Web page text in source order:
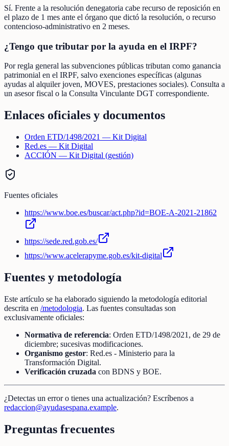
Sí. Frente a la resolución denegatoria cabe recurso de reposición en
el plazo de 1 mes ante el órgano que dictó la resolución, o recurso
contencioso-administrativo en 2 meses.
¿Tengo que tributar por la ayuda en el IRPF?
Por regla general las subvenciones públicas tributan como ganancia
patrimonial en el IRPF, salvo exenciones específicas (algunas
ayudas al alquiler joven, MOVES, prestaciones sociales). Consulta a
un asesor fiscal o la Consulta Vinculante DGT correspondiente.
Enlaces oficiales y documentos
Orden ETD/1498/2021 — Kit Digital
Red.es — Kit Digital
ACCIÓN — Kit Digital (gestión)
Fuentes oficiales
https://www.boe.es/buscar/act.php?id=BOE-A-2021-21862
https://sede.red.gob.es/
https://www.acelerapyme.gob.es/kit-digital
Fuentes y metodología
Este artículo se ha elaborado siguiendo la metodología editorial
descrita en /metodologia. Las fuentes consultadas son
exclusivamente oficiales:
Normativa de referencia: Orden ETD/1498/2021, de 29 de
diciembre; sucesivas modificaciones.
Organismo gestor: Red.es - Ministerio para la
Transformación Digital.
Verificación cruzada con BDNS y BOE.
¿Detectas un error o tienes una actualización? Escríbenos a
redaccion@ayudasespana.example.
Preguntas frecuentes